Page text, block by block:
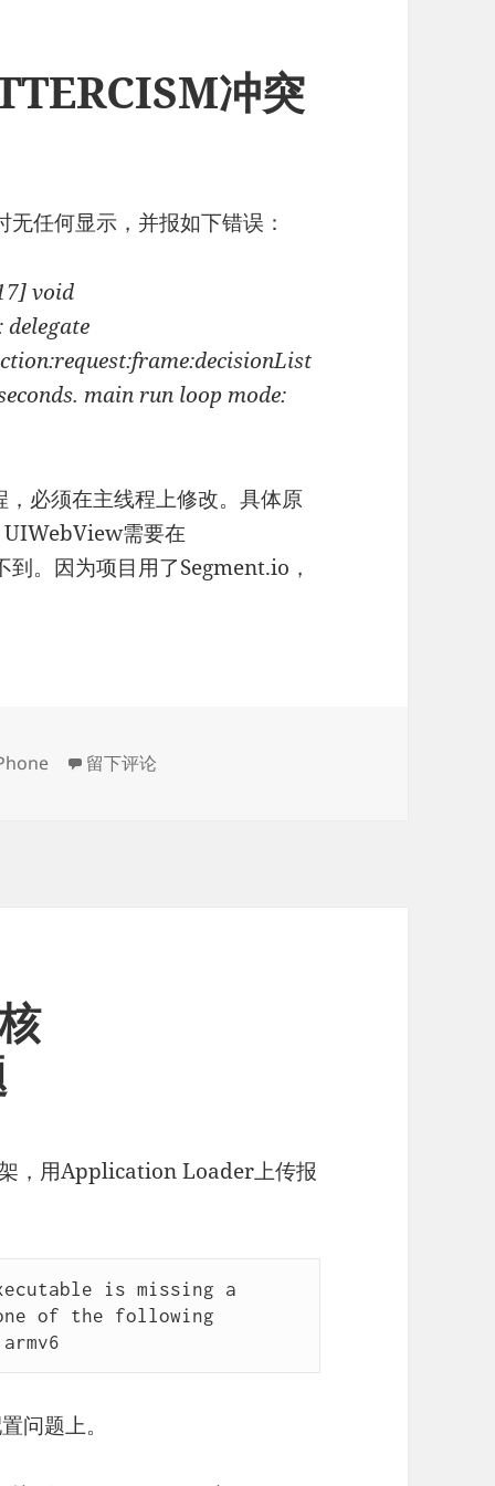
冲突
任何显示，并报如下错误：
void
delegate
main run loop mode:
必须在主线程上修改。具体原
需要在
。因为项目用了Segment.io，
于UIWebView与CRITTERCISM冲突
留下评论
，用Application Loader上传报
is missing a
of the following
问题上。